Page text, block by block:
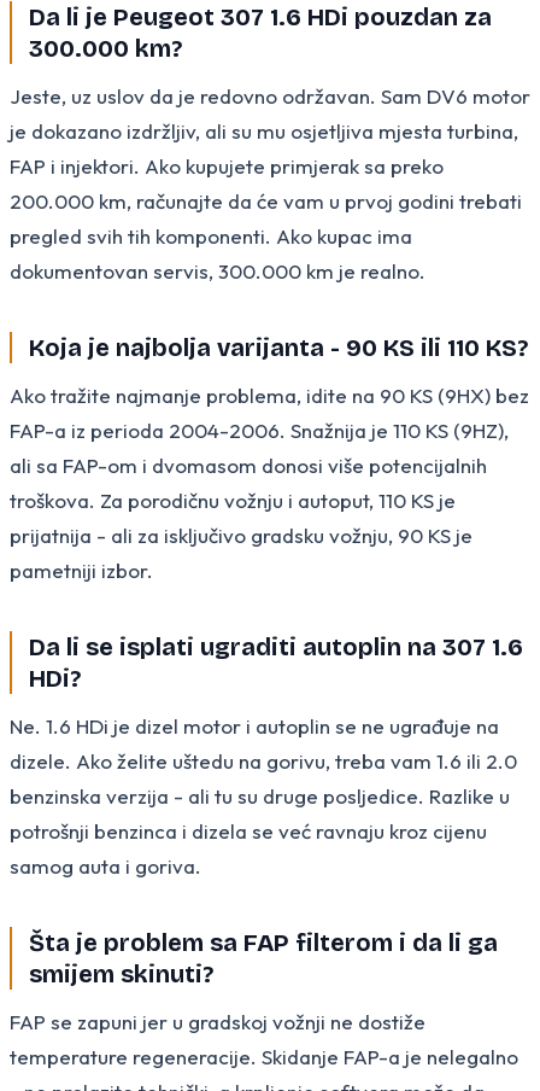
Da li je Peugeot 307 1.6 HDi pouzdan za
300.000 km?
Jeste, uz uslov da je redovno održavan. Sam DV6 motor
je dokazano izdržljiv, ali su mu osjetljiva mjesta turbina,
FAP i injektori. Ako kupujete primjerak sa preko
200.000 km, računajte da će vam u prvoj godini trebati
pregled svih tih komponenti. Ako kupac ima
dokumentovan servis, 300.000 km je realno.
Koja je najbolja varijanta - 90 KS ili 110 KS?
Ako tražite najmanje problema, idite na 90 KS (9HX) bez
FAP-a iz perioda 2004-2006. Snažnija je 110 KS (9HZ),
ali sa FAP-om i dvomasom donosi više potencijalnih
troškova. Za porodičnu vožnju i autoput, 110 KS je
prijatnija - ali za isključivo gradsku vožnju, 90 KS je
pametniji izbor.
Da li se isplati ugraditi autoplin na 307 1.6
HDi?
Ne. 1.6 HDi je dizel motor i autoplin se ne ugrađuje na
dizele. Ako želite uštedu na gorivu, treba vam 1.6 ili 2.0
benzinska verzija - ali tu su druge posljedice. Razlike u
potrošnji benzinca i dizela se već ravnaju kroz cijenu
samog auta i goriva.
Šta je problem sa FAP filterom i da li ga
smijem skinuti?
FAP se zapuni jer u gradskoj vožnji ne dostiže
temperature regeneracije. Skidanje FAP-a je nelegalno